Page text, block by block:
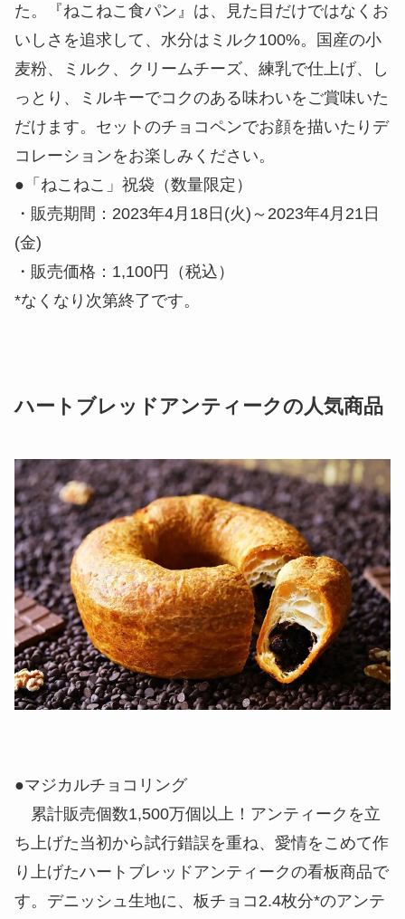
た。『ねこねこ食パン』は、見た目だけではなくお
いしさを追求して、水分はミルク100%。国産の小
麦粉、ミルク、クリームチーズ、練乳で仕上げ、し
っとり、ミルキーでコクのある味わいをご賞味いた
だけます。セットのチョコペンでお顔を描いたりデ
コレーションをお楽しみください。
●「ねこねこ」祝袋（数量限定）
・販売期間：2023年4月18日(火)～2023年4月21日
(金)
・販売価格：1,100円（税込）
*なくなり次第終了です。
ハートブレッドアンティークの人気商品
●マジカルチョコリング
累計販売個数1,500万個以上！アンティークを立
ち上げた当初から試行錯誤を重ね、愛情をこめて作
り上げたハートブレッドアンティークの看板商品で
す。デニッシュ生地に、板チョコ2.4枚分*のアンテ